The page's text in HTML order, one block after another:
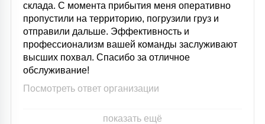
склада. С момента прибытия меня оперативно
пропустили на территорию, погрузили груз и
отправили дальше. Эффективность и
профессионализм вашей команды заслуживают
высших похвал. Спасибо за отличное
обслуживание!
Посмотреть ответ организации
показать ещё